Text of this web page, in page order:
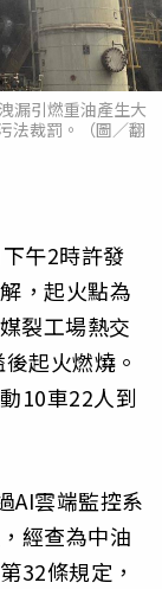
漏引燃重油產生大
法裁罰。（圖／翻
午2時許發
，起火點為
裂工場熱交
起火燃燒。
10車22人到
AI雲端監控系
經查為中油
32條規定，